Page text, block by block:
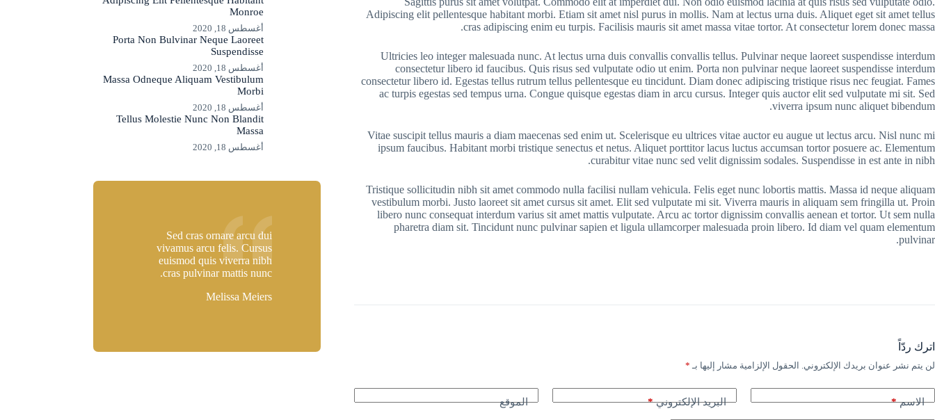
Adipiscing elit pellentesque habitant morbi. Etiam sit amet nisl purus in mollis. Nam at lectus urna duis. Aliquet eget sit amet tellus
cras adipiscing enim eu turpis. Facilisis mauris sit amet massa vitae tortor. At consectetur lorem donec massa.
Ultricies leo integer malesuada nunc. At lectus urna duis convallis convallis tellus. Pulvinar neque laoreet suspendisse interdum
consectetur libero id faucibus. Quis risus sed vulputate odio ut enim. Porta non pulvinar neque laoreet suspendisse interdum
consectetur libero id. Egestas tellus rutrum tellus pellentesque eu tincidunt. Diam donec adipiscing tristique risus nec feugiat. Fames
ac turpis egestas sed tempus urna. Congue quisque egestas diam in arcu cursus. Integer quis auctor elit sed vulputate mi sit. Sed
viverra ipsum nunc aliquet bibendum.
Vitae suscipit tellus mauris a diam maecenas sed enim ut. Scelerisque eu ultrices vitae auctor eu augue ut lectus arcu. Nisl nunc mi
ipsum faucibus. Habitant morbi tristique senectus et netus. Aliquet porttitor lacus luctus accumsan tortor posuere ac. Elementum
curabitur vitae nunc sed velit dignissim sodales. Suspendisse in est ante in nibh.
Tristique sollicitudin nibh sit amet commodo nulla facilisi nullam vehicula. Felis eget nunc lobortis mattis. Massa id neque aliquam
vestibulum morbi. Justo laoreet sit amet cursus sit amet. Elit sed vulputate mi sit. Viverra mauris in aliquam sem fringilla ut. Proin
libero nunc consequat interdum varius sit amet mattis vulputate. Arcu ac tortor dignissim convallis aenean et tortor. Ut sem nulla
pharetra diam sit. Tincidunt nunc pulvinar sapien et ligula ullamcorper malesuada proin libero. Id diam vel quam elementum
pulvinar.
اترك ردّاً
لن يتم نشر عنوان بريدك الإلكتروني. الحقول الإلزامية مشار إليها بـ *
الاسم* البريد الإلكتروني* الموقع
Monroe
أغسطس 18, 2020
Porta Non Bulvinar Neque Laoreet
Suspendisse
أغسطس 18, 2020
Massa Odneque Aliquam Vestibulum
Morbi
أغسطس 18, 2020
Tellus Molestie Nunc Non Blandit
Massa
أغسطس 18, 2020
Sed cras ornare arcu dui
vivamus arcu felis. Cursus
euismod quis viverra nibh
cras pulvinar mattis nunc.
Melissa Meiers